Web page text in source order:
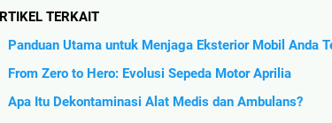
TERKAIT
Panduan Utama untuk Menjaga Eksterior Mobil Anda
From Zero to Hero: Evolusi Sepeda Motor Aprilia
Apa Itu Dekontaminasi Alat Medis dan Ambulans?